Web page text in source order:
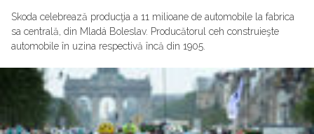
Skoda celebrează producţia a 11 milioane de automobile la fabrica
sa centrală, din Mladá Boleslav. Producătorul ceh construieşte
automobile în uzina respectivă încă din 1905.